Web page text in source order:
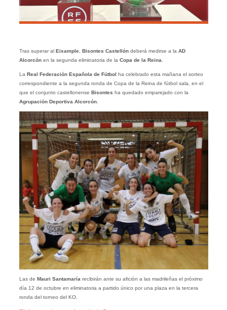
Tras superar al Eixample, Bisontes Castellóndeberá medirse a la AD
Alcorcónen la segunda eliminatoria de la Copa de la Reina
La Real Federación Española de Fútbol ha celebrado esta mañana el sorteo
correspondiente a la segunda ronda de Copa de la Reina de fútbol sala, en el
que el conjunto castellonense Bisontes ha quedado emparejado con la
Agrupación Deportiva Alcorcón.
Las de Mauri Santamaría recibirán ante su afición a las madrileñas el próximo
día 12 de octubre en eliminatoria a partido único por una plaza en la tercera
ronda del torneo del KO.